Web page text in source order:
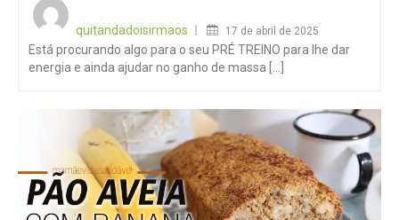
quitandadoisirmaos
17 de abril de 2025
Está procurando algo para o seu PRÉ TREINO para lhe dar
energia e ainda ajudar no ganho de massa [...]